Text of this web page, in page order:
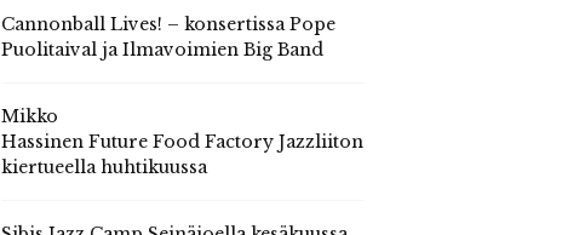
Cannonball Lives! – konsertissa Pope
Puolitaival ja Ilmavoimien Big Band
Mikko
Hassinen Future Food Factory Jazzliiton
kiertueella huhtikuussa